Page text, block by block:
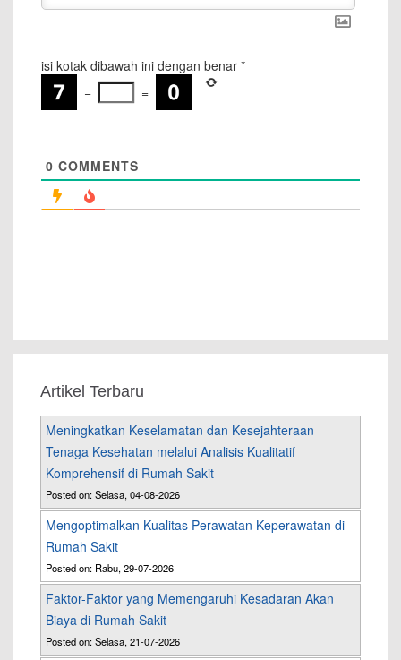
isi kotak dibawah ini dengan benar *
−
=
0 COMMENTS
Artikel Terbaru
Meningkatkan Keselamatan dan Kesejahteraan
Tenaga Kesehatan melalui Analisis Kualitatif
Komprehensif di Rumah Sakit
Posted on: Selasa, 04-08-2026
Mengoptimalkan Kualitas Perawatan Keperawatan di
Rumah Sakit
Posted on: Rabu, 29-07-2026
Faktor-Faktor yang Memengaruhi Kesadaran Akan
Biaya di Rumah Sakit
Posted on: Selasa, 21-07-2026